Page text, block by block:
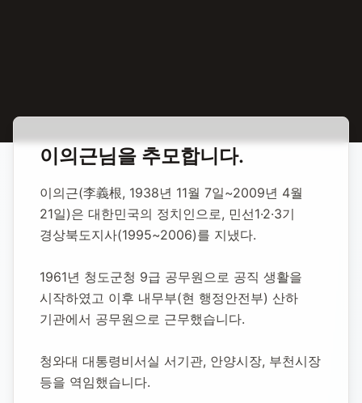
합동 추모 이의근 정치인
이의근 정치인
1938년 11월 7일-2009년 4월 21일(향년 70세)
52,951
이의근님을 추모합니다.
이의근(李義根, 1938년 11월 7일~2009년 4월
21일)은 대한민국의 정치인으로, 민선1·2·3기
경상북도지사(1995~2006)를 지냈다.
1961년 청도군청 9급 공무원으로 공직 생활을
시작하였고 이후 내무부(현 행정안전부) 산하
기관에서 공무원으로 근무했습니다.
청와대 대통령비서실 서기관, 안양시장, 부천시장
등을 역임했습니다.